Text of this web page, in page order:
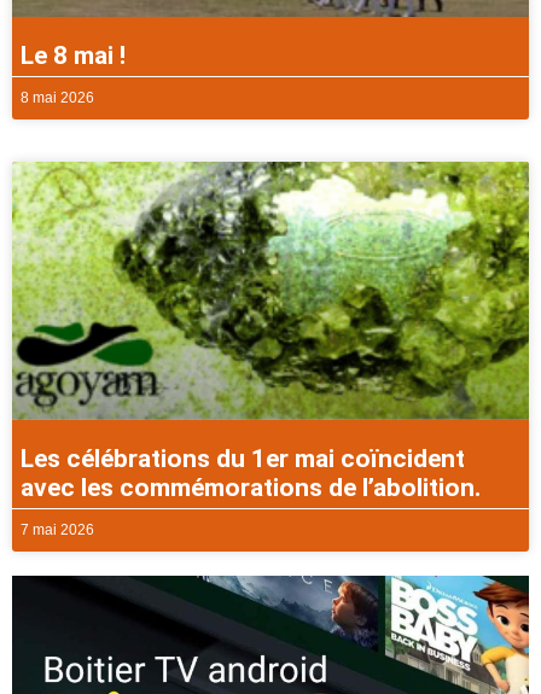
Le 8 mai !
8 mai 2026
Les célébrations du 1er mai coïncident
avec les commémorations de l’abolition.
7 mai 2026